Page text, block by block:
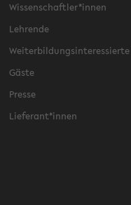
Wissenschaftler*innen
Lehrende
Weiterbildungsinteressierte
Gäste
Presse
Lieferant*innen